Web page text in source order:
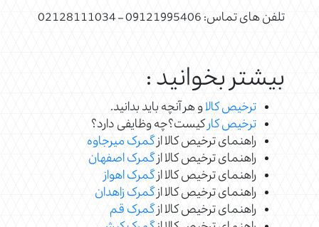
تلفن های تماس: 09121995406 – 02128111034
بیشتر بخوانید :
ترخیص کالاو هر آنچه باید بدانید.
ترخیص کارکیست؟چه وظایفی دارد؟
راهنمای ترخیص کالا ازگمرک میرجاوه
راهنمای ترخیص کالا ازگمرک اصفهان
راهنمای ترخیص کالا ازگمرک اهواز
راهنمای ترخیص کالا ازگمرک زاهدان
راهنمای ترخیص کالا ازگمرک قم